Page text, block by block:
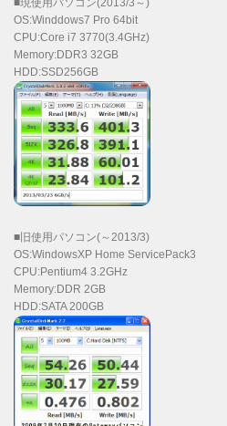
■現使用パソコン(2013/3～)
OS:Winddows7 Pro 64bit
CPU:Core i7 3770(3.4GHz)
Memory:DDR3 32GB
HDD:SSD256GB
■旧使用パソコン(～2013/3)
OS:WindowsXP Home ServicePack3
CPU:Pentium4 3.2GHz
Memory:DDR 2GB
HDD:SATA 200GB